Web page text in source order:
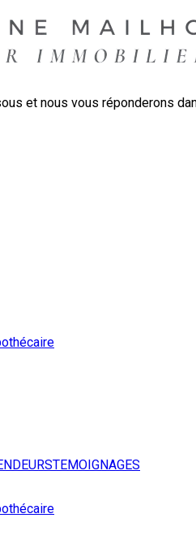
TEMOIGNAGES
et nous vous réponderons